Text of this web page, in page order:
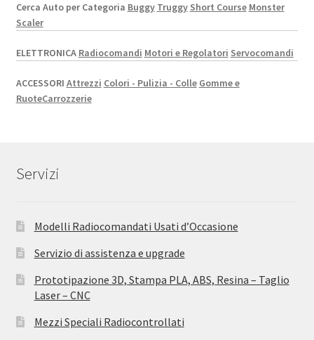
Cerca Auto per Categoria Buggy Truggy Short Course Monster
Scaler
ELETTRONICA Radiocomandi Motori e Regolatori Servocomandi
ACCESSORI Attrezzi Colori - Pulizia - Colle Gomme e
RuoteCarrozzerie
Servizi
Modelli Radiocomandati Usati d’Occasione
Servizio di assistenza e upgrade
Prototipazione 3D, Stampa PLA, ABS, Resina – Taglio
Laser – CNC
Mezzi Speciali Radiocontrollati